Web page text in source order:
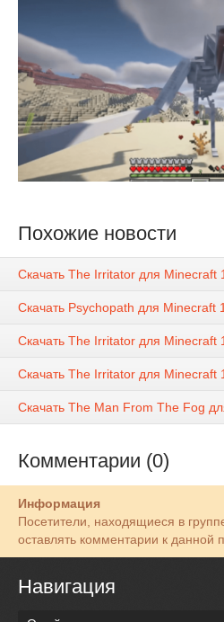
Похожие новости
Скачать The Irritator для Minecraft
Скачать Psychopath для Minecraft
Скачать The Irritator для Minecraft
Скачать The Irritator для Minecraft
Скачать The Man From The Fog
Комментарии (0)
Информация
Посетители, находящиеся в
оставлять комментарии к данной
Навигация